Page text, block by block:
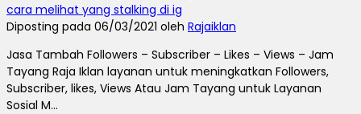
cara melihat yang stalking di ig
Diposting pada 06/03/2021 oleh Rajaiklan
Jasa Tambah Followers – Subscriber – Likes – Views – Jam
Tayang Raja Iklan layanan untuk meningkatkan Followers,
Subscriber, likes, Views Atau Jam Tayang untuk Layanan
Sosial M...